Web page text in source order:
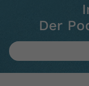
Der